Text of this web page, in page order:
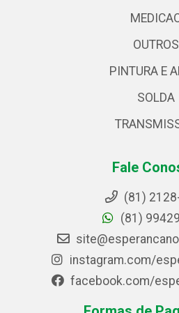
OUTROS
PINTURA E
SOLDA
Fale
(81)
(81)
instagram.com/
facebook.com/